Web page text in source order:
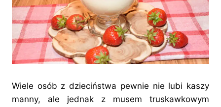
Wiele osób z dzieciństwa pewnie nie lubi kaszy
manny, ale jednak z musem truskawkowym